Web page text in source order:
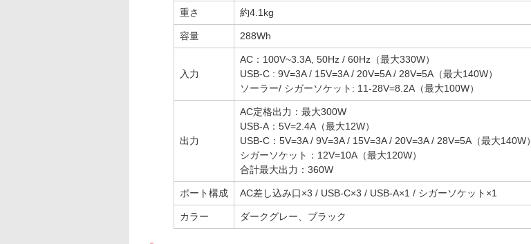
重さ 約4.1kg
容量 288Wh
入力
AC：100V~3.3A, 50Hz / 60Hz（最大330W）
USB-C : 9V=3A / 15V=3A / 20V=5A / 28V=5A（最大140W）
ソーラー/ シガーソケット: 11-28V=8.2A（最大100W）
出力
AC定格出力：最大300W
USB-A：5V=2.4A（最大12W）
USB-C：5V=3A / 9V=3A / 15V=3A / 20V=3A / 28V=5A（最大140W）
シガーソケット：12V=10A（最大120W）
合計最大出力：360W
ポート構成 AC差し込み口×3 / USB-C×3 / USB-A×1 / シガーソケット×1
カラー ダークグレー、ブラック